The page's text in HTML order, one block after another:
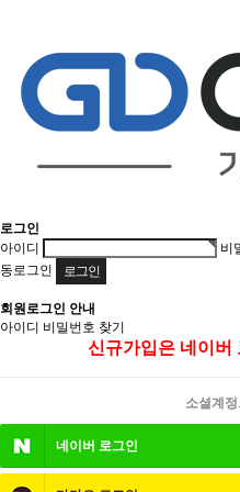
로그인
아이디
비
동로그인
회원로그인 안내
아이디 비밀번호 찾기
신규가입은 네이버
소셜계
네이버 로그인